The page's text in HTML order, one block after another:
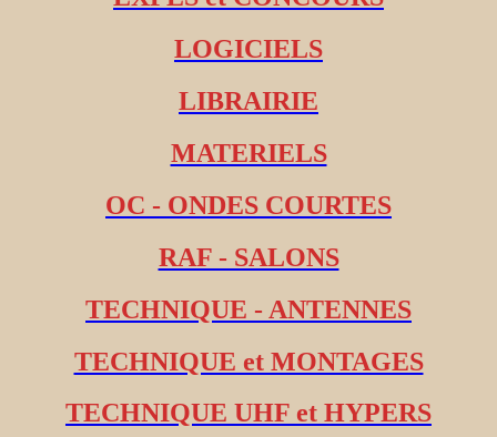
LOGICIELS
LIBRAIRIE
MATERIELS
OC - ONDES COURTES
RAF - SALONS
TECHNIQUE - ANTENNES
TECHNIQUE et MONTAGES
TECHNIQUE UHF et HYPERS